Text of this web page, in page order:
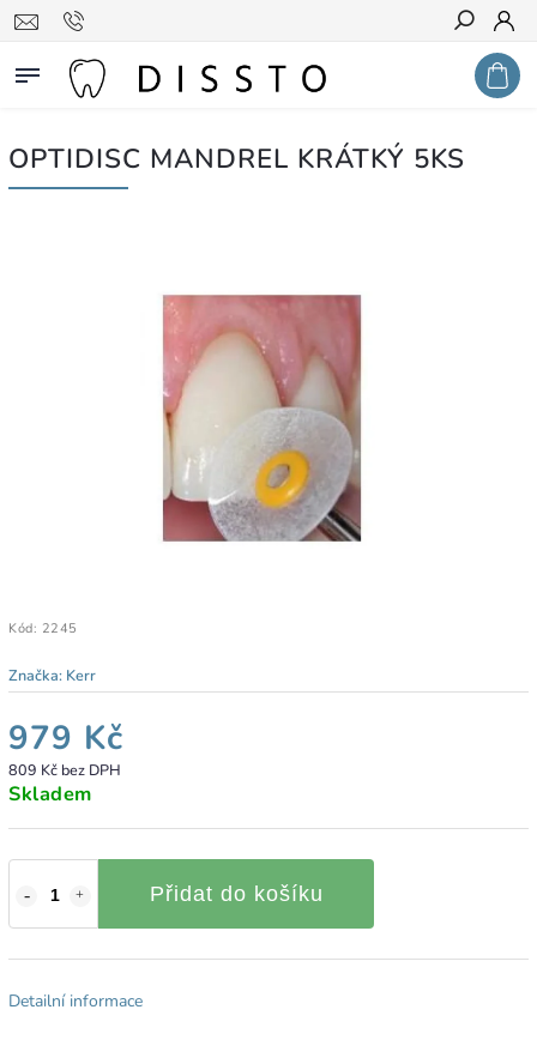
Hledat
OPTIDISC MANDREL KRÁTKÝ 5KS
Kód: 2245
Značka: Kerr
979 Kč
809 Kč bez DPH
Skladem
Přidat do košíku
Detailní informace